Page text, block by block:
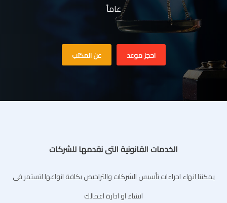
عاماً
احجز موعد عن المكتب
الخدمات القانونية التى نقدمها للشركات
يمكننا انهاء اجراءات تأسيس الشركات والتراخيص بكافة انواعها لتستمر فى
انشاء او ادارة اعمالك